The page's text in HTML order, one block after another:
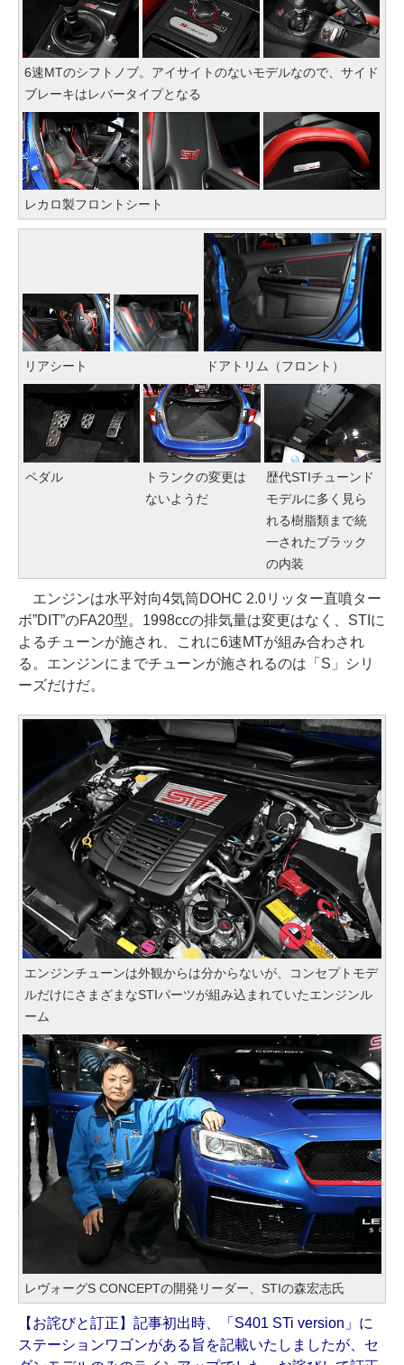
6速MTのシフトノブ。アイサイトのないモデルなので、サイド
ブレーキはレバータイプとなる
レカロ製フロントシート
リアシート ドアトリム（フロント）
ペダル
トランクの変更は
ないようだ
歴代STIチューンド
モデルに多く見ら
れる樹脂類まで統
一されたブラック
の内装
エンジンは水平対向4気筒DOHC 2.0リッター直噴ター
ボ”DIT”のFA20型。1998ccの排気量は変更はなく、STIに
よるチューンが施され、これに6速MTが組み合わされ
る。エンジンにまでチューンが施されるのは「S」シリ
ーズだけだ。
エンジンチューンは外観からは分からないが、コンセプトモデ
ルだけにさまざまなSTIパーツが組み込まれていたエンジンル
ーム
レヴォーグS CONCEPTの開発リーダー、STIの森宏志氏
【お詫びと訂正】記事初出時、「S401 STi version」に
ステーションワゴンがある旨を記載いたしましたが、セ